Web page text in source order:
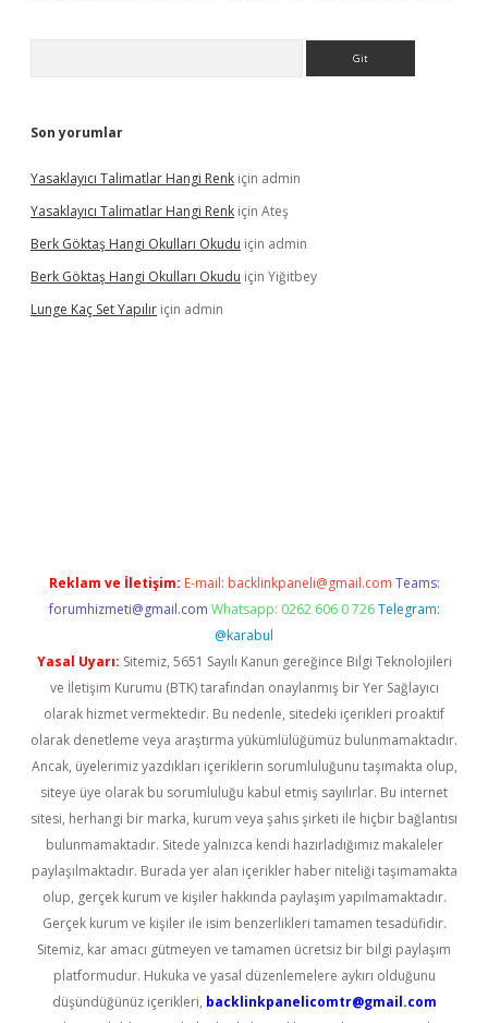
Son yorumlar
Yasaklayıcı Talimatlar Hangi Renk için admin
Yasaklayıcı Talimatlar Hangi Renk için Ateş
Berk Göktaş Hangi Okulları Okudu için admin
Berk Göktaş Hangi Okulları Okudu için Yiğitbey
Lunge Kaç Set Yapılır için admin
Reklam ve İletişim: E-mail: backlinkpaneli@gmail.com Teams:
forumhizmeti@gmail.com Whatsapp: 0262 606 0 726 Telegram:
@karabul
Yasal Uyarı: Sitemiz, 5651 Sayılı Kanun gereğince Bilgi Teknolojileri
ve İletişim Kurumu (BTK) tarafından onaylanmış bir Yer Sağlayıcı
olarak hizmet vermektedir. Bu nedenle, sitedeki içerikleri proaktif
olarak denetleme veya araştırma yükümlülüğümüz bulunmamaktadır.
Ancak, üyelerimiz yazdıkları içeriklerin sorumluluğunu taşımakta olup,
siteye üye olarak bu sorumluluğu kabul etmiş sayılırlar. Bu internet
sitesi, herhangi bir marka, kurum veya şahıs şirketi ile hiçbir bağlantısı
bulunmamaktadır. Sitede yalnızca kendi hazırladığımız makaleler
paylaşılmaktadır. Burada yer alan içerikler haber niteliği taşımamakta
olup, gerçek kurum ve kişiler hakkında paylaşım yapılmamaktadır.
Gerçek kurum ve kişiler ile isim benzerlikleri tamamen tesadüfidir.
Sitemiz, kar amacı gütmeyen ve tamamen ücretsiz bir bilgi paylaşım
platformudur. Hukuka ve yasal düzenlemelere aykırı olduğunu
düşündüğünüz içerikleri, backlinkpanelicomtr@gmail.com